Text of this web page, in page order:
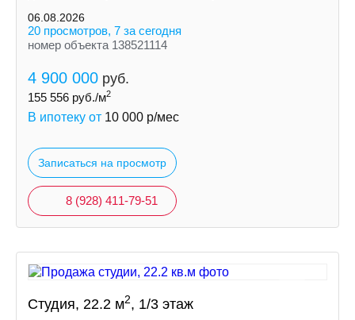
06.08.2026
20 просмотров, 7 за сегодня
номер объекта 138521114
4 900 000 руб.
155 556 руб./м2
В ипотеку от 10 000 р/мес
Записаться на просмотр
8 (928) 411-79-51
Студия, 22.2 м2, 1/3 этаж